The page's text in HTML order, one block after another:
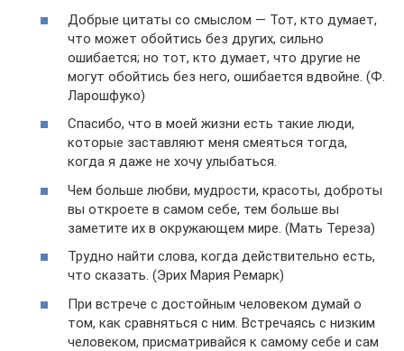
Добрые цитаты со смыслом — Тот, кто думает,
что может обойтись без других, сильно
ошибается; но тот, кто думает, что другие не
могут обойтись без него, ошибается вдвойне. (Ф.
Ларошфуко)
Спасибо, что в моей жизни есть такие люди,
которые заставляют меня смеяться тогда,
когда я даже не хочу улыбаться.
Чем больше любви, мудрости, красоты, доброты
вы откроете в самом себе, тем больше вы
заметите их в окружающем мире. (Мать Тереза)
Трудно найти слова, когда действительно есть,
что сказать. (Эрих Мария Ремарк)
При встрече с достойным человеком думай о
том, как сравняться с ним. Встречаясь с низким
человеком, присматривайся к самому себе и сам